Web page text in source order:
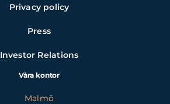
Privacy policy
Press
Investor Relations
Våra kontor
Malmö